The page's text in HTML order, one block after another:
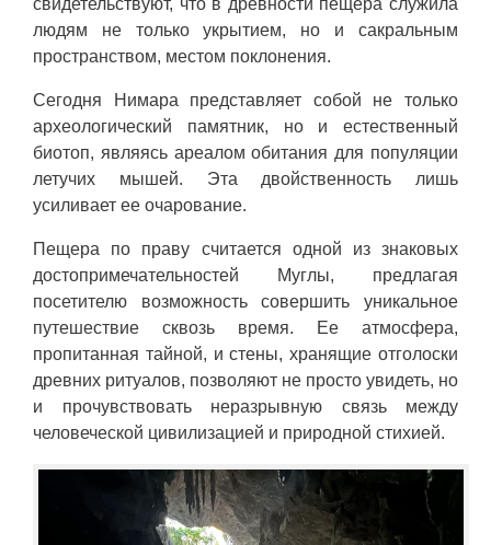
свидетельствуют, что в древности пещера служила
людям не только укрытием, но и сакральным
пространством, местом поклонения.
Сегодня Нимара представляет собой не только
археологический памятник, но и естественный
биотоп, являясь ареалом обитания для популяции
летучих мышей. Эта двойственность лишь
усиливает ее очарование.
Пещера по праву считается одной из знаковых
достопримечательностей Муглы, предлагая
посетителю возможность совершить уникальное
путешествие сквозь время. Ее атмосфера,
пропитанная тайной, и стены, хранящие отголоски
древних ритуалов, позволяют не просто увидеть, но
и прочувствовать неразрывную связь между
человеческой цивилизацией и природной стихией.